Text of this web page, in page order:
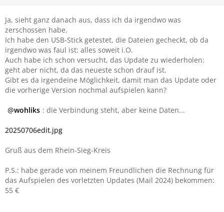
Ja, sieht ganz danach aus, dass ich da irgendwo was
zerschossen habe.
Ich habe den USB-Stick getestet, die Dateien gecheckt, ob da
irgendwo was faul ist: alles soweit i.O.
Auch habe ich schon versucht, das Update zu wiederholen:
geht aber nicht, da das neueste schon drauf ist.
Gibt es da irgendeine Möglichkeit, damit man das Update oder
die vorherige Version nochmal aufspielen kann?
wohliks : die Verbindung steht, aber keine Daten...
20250706edit.jpg
Gruß aus dem Rhein-Sieg-Kreis
P.S.: habe gerade von meinem Freundlichen die Rechnung für
das Aufspielen des vorletzten Updates (Mail 2024) bekommen:
55 €